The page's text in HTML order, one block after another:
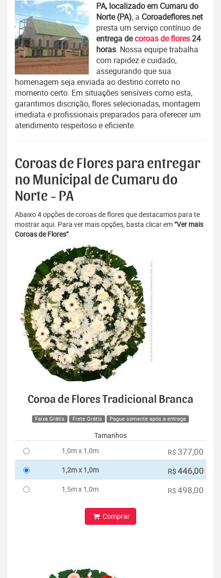
PA, localizado em Cumaru do
Norte (PA), a Coroadeflores.net
presta um serviço contínuo de
entrega decoroas de flores24
horas. Nossa equipe trabalha
com rapidez e cuidado,
assegurando que sua
homenagem seja enviada ao destino correto no
momento certo. Em situações sensíveis como esta,
garantimos discrição, flores selecionadas, montagem
imediata e profissionais preparados para oferecer um
atendimento respeitoso e eficiente.
Coroas de Flores para entregar
no Municipal de Cumaru do
Norte - PA
Abaixo 4 opções de coroas de flores que destacamos para te
mostrar aqui. Para ver mais opções, basta clicar em“Ver mais
Coroas de Flores”.
Coroa de Flores Tradicional Branca
Faixa Grátis Frete Grátis Pague somente após a entrega
Tamanhos
1,0m x 1,0m
R$ 377,00
1,2m x 1,0m R$446,00
1,5m x 1,0m R$ 498,00
Comprar